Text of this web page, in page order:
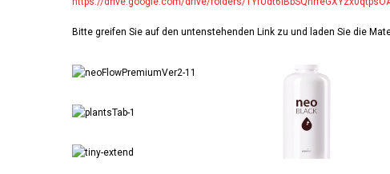
Bitte greifen Sie auf den untenstehenden Link zu und laden Sie die
neoFlowPremiumVer2-
plantsTab-
tiny-